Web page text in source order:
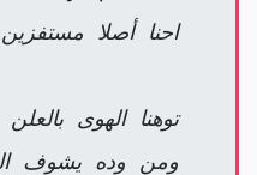
احنا أصلا مستفزين
توهنا الهوى
ومن وده يشوف